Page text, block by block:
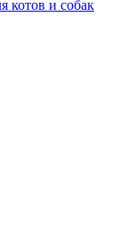
котов и собак